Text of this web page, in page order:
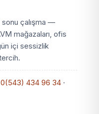
sonu çalışma —
mağazaları, ofis
içi sessizlik
0(543) 434 96 34 ·